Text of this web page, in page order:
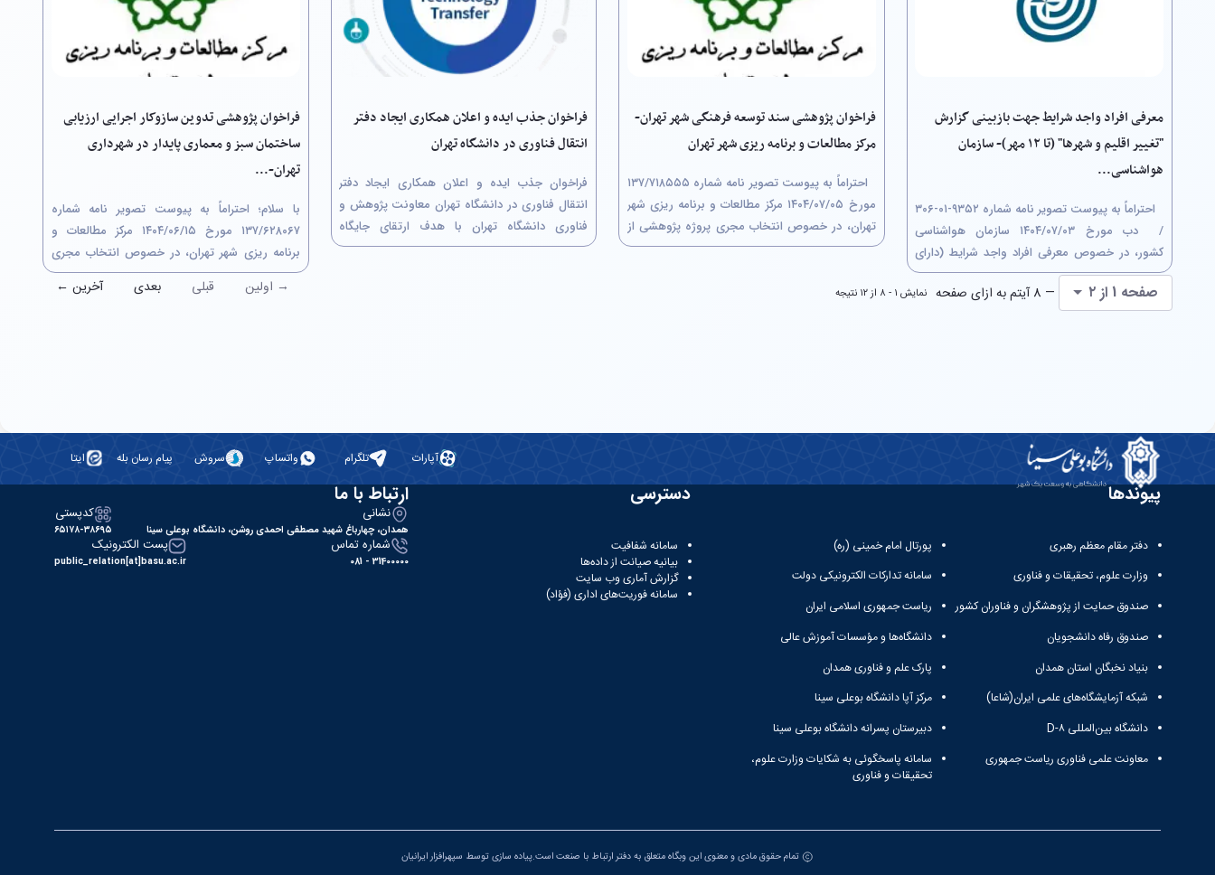
معرفی افراد واجد شرایط جهت بازبینی گزارش
"تغییر اقلیم و شهرها" (تا ۱۲ مهر)- سازمان
هواشناسی...
احتراماً به پیوست تصویر نامه شماره ۹۳۵۲-۰۱-۳۰۶
/ ‏ دب مورخ ۰۳/‏۰۷/‏۱۴۰۴‬ سازمان هواشناسی
کشور، در خصوص معرفی افراد واجد شرایط (دارای
سوابق تحقیقاتی مرتبط با موضوع) به منظور
بررسی کارشناسی پیش نویس گزارش " تغییر اقلیم و
شهرها" حداکثر تا تاریخ ۱۲/‏۰۷/‏۱۴۰۴‬ مطابق با...
فراخوان پژوهشی سند توسعه فرهنگی شهر تهران-
مرکز مطالعات و برنامه ریزی شهر تهران
احتراماً به پیوست تصویر نامه شماره ۷۱۸۵۵۵/‏۱۳۷
مورخ ۰۵/‏۰۷/‏۱۴۰۴‬ مرکز مطالعات و برنامه ریزی شهر
تهران، در خصوص انتخاب مجری پروژه پژوهشی از
طریق کمیسیون معاملات با عنوان"سند توسعه
لذا متقاضیان واجد شرایط حداکثر تا پایان وقت...
فراخوان جذب ایده و اعلان همکاری ایجاد دفتر
انتقال فناوری در دانشگاه تهران
فراخوان جذب ایده و اعلان همکاری ایجاد دفتر
انتقال فناوری در دانشگاه تهران معاونت پژوهش و
فناوری دانشگاه تهران با هدف ارتقای جایگاه
دانشگاه در زنجیره نوآوری و تبدیل دستاوردهای
فراخوان پژوهشی تدوین سازوکار اجرایی ارزیابی
ساختمان سبز و معماری پایدار در شهرداری
تهران-...
با سلام؛ احتراماً به پیوست تصویر نامه شماره
۶۲۸۰۶۷/‏۱۳۷ مورخ ۱۵/‏۰۶/‏۱۴۰۴‬ مرکز مطالعات و
برنامه ریزی شهر تهران، در خصوص انتخاب مجری
پروژه پژوهشی از طریق کمیسیون معاملات با
عنوان"تدوین سازوکار اجرایی ارزیابی ساختمان سبز و
صفحه 1 از ۲ — 8 آیتم به ازای صفحه نمایش ۱ - ۸ از ۱۲ نتیجه → اولین قبلی بعدی آخرین ←
آپارات تلگرام واتساپ سروش پیام رسان بله ایتا
پیوندها
دفتر مقام معظم رهبری
وزارت علوم، تحقیقات و فناوری
صندوق حمایت از پژوهشگران و فناوران کشور
صندوق رفاه دانشجویان
بنیاد نخبگان استان همدان
شبکه آزمایشگاه‌های علمی ایران(شاعا)
دانشگاه بین‌المللی D-۸
معاونت علمی فناوری ریاست جمهوری
پورتال امام خمینی (ره)
سامانه تدارکات الکترونیکی دولت
ریاست جمهوری اسلامی ایران
دانشگاه‌ها و مؤسسات آموزش عالی
پارک علم و فناوری همدان
مرکز آپا دانشگاه بوعلی سینا
دبیرستان پسرانه دانشگاه بوعلی سینا
سامانه پاسخگوئی به شکایات وزارت علوم،
تحقیقات و فناوری
دسترسی
سامانه شفافیت
بیانیه صیانت از داده‌ها
گزارش آماری وب‌ سایت
سامانه فوریت‌های اداری (فؤاد)
ارتباط با ما
نشانی
همدان، چهارباغ شهید مصطفی احمدی روشن، دانشگاه بوعلی سینا
کدپستی
۶۵۱۷۸-۳۸۶۹۵
شماره تماس
31400000 - 081
پست الکترونیک
public_relation[at]basu.ac.ir
تمام حقوق مادی و معنوی این وبگاه متعلق به دفتر ارتباط با صنعت است.پیاده سازی توسط سپهرافزار ایرانیان